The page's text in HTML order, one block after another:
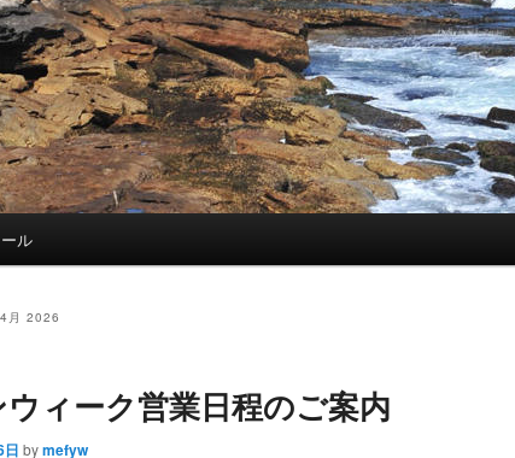
ル
4月 2026
ィーク営業日程のご案内
bymefyw